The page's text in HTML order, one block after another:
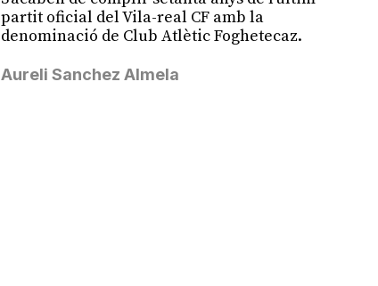
partit oficial del Vila-real CF amb la
denominació de Club Atlètic Foghetecaz.
Aureli Sanchez Almela